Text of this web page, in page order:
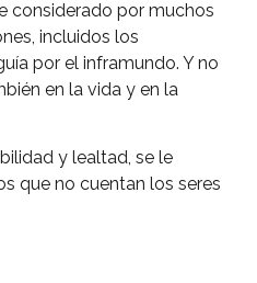
considerado por muchos
incluidos los
por el inframundo. Y no
en la vida y en la
y lealtad, se le
que no cuentan los seres